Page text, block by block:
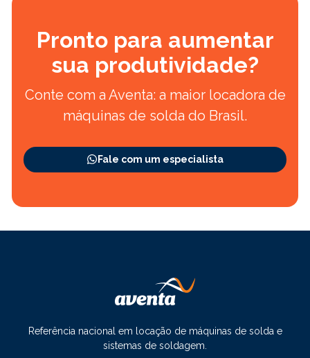
Pronto para aumentar
sua produtividade?
Conte com a Aventa: a maior locadora de
máquinas de solda do Brasil.
Fale com um especialista
Referência nacional em locação de máquinas de solda e
sistemas de soldagem.